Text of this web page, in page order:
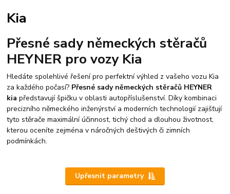
Kia
Přesné sady německých stěračů
HEYNER pro vozy Kia
Hledáte spolehlivé řešení pro perfektní výhled z vašeho vozu Kia
za každého počasí? Přesné sady německých stěračů HEYNER
kia představují špičku v oblasti autopříslušenství. Díky kombinaci
precizního německého inženýrství a moderních technologií zajišťují
tyto stěrače maximální účinnost, tichý chod a dlouhou životnost,
kterou oceníte zejména v náročných deštivých či zimních
podmínkách.
Upřesnit parametry